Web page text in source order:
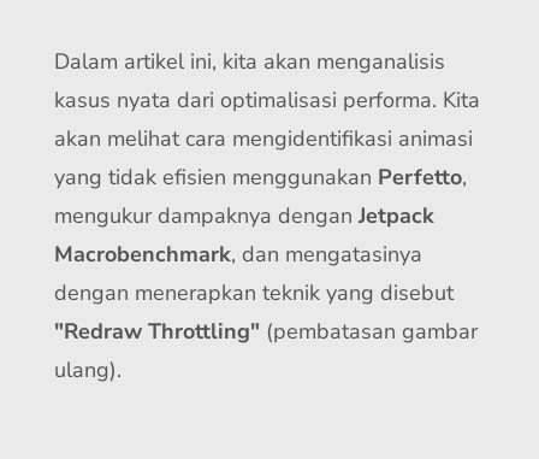
Dalam artikel ini, kita akan menganalisis
kasus nyata dari optimalisasi performa. Kita
akan melihat cara mengidentifikasi animasi
yang tidak efisien menggunakan Perfetto,
mengukur dampaknya dengan Jetpack
Macrobenchmark, dan mengatasinya
dengan menerapkan teknik yang disebut
"Redraw Throttling" (pembatasan gambar
ulang).